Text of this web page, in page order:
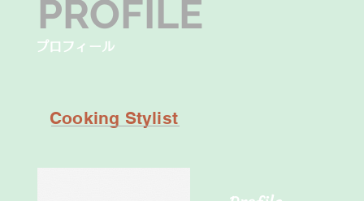
プロフィール
PROFILE
​Cooking Stylist